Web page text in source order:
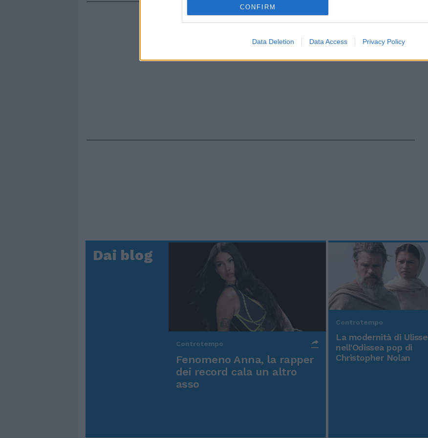
CONFIRM
Data Deletion Data Access Privacy Policy
Dai blog
Controtempo
Fenomeno Anna, la rapper
dei record cala un altro
asso
Controtempo
La modernità di Ulisse
nell'Odissea pop di
Christopher Nolan